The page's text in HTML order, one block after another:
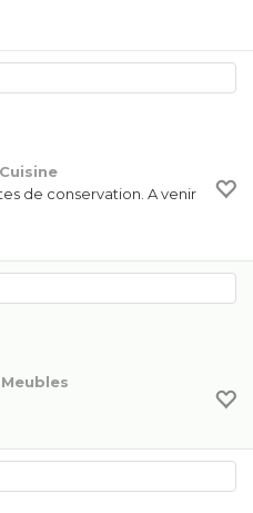
Cuisine
de conservation. A venir
Meubles